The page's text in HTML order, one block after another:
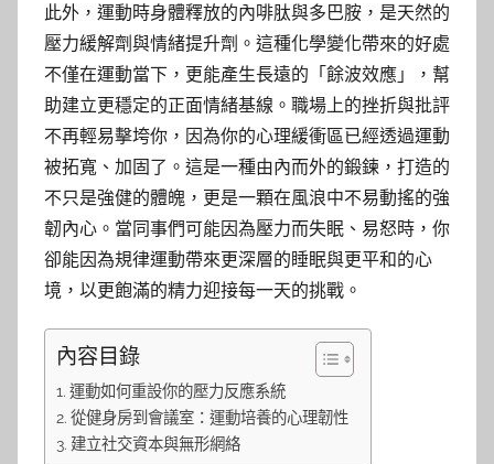
此外，運動時身體釋放的內啡肽與多巴胺，是天然的
壓力緩解劑與情緒提升劑。這種化學變化帶來的好處
不僅在運動當下，更能產生長遠的「餘波效應」，幫
助建立更穩定的正面情緒基線。職場上的挫折與批評
不再輕易擊垮你，因為你的心理緩衝區已經透過運動
被拓寬、加固了。這是一種由內而外的鍛鍊，打造的
不只是強健的體魄，更是一顆在風浪中不易動搖的強
韌內心。當同事們可能因為壓力而失眠、易怒時，你
卻能因為規律運動帶來更深層的睡眠與更平和的心
境，以更飽滿的精力迎接每一天的挑戰。
內容目錄
運動如何重設你的壓力反應系統
從健身房到會議室：運動培養的心理韌性
建立社交資本與無形網絡